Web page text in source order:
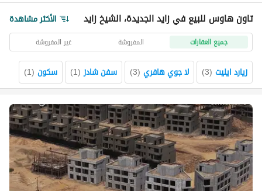
تاون هاوس للبيع في زايد الجديدة، الشيخ زايد الأكثر مشاهدة
جميع العقارات المفروشة غير المفروشة
زيارد ايليت (
3
) لا جوي هافري (
3
) سفن شادز (
1
) سكون (
1
)